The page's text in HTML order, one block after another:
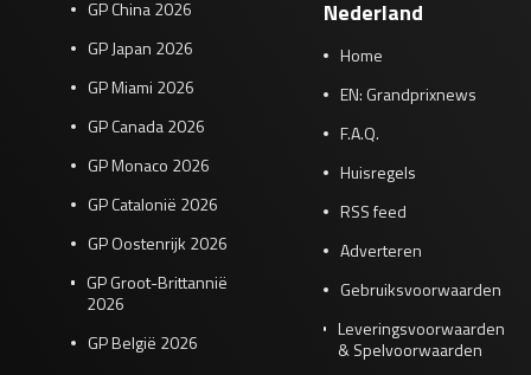
GP China 2026
GP Japan 2026
GP Miami 2026
GP Canada 2026
GP Monaco 2026
GP Catalonië 2026
GP Oostenrijk 2026
GP Groot-Brittannië
2026
GP België 2026
Nederland
Home
EN: Grandprixnews
F.A.Q.
Huisregels
RSS feed
Adverteren
Gebruiksvoorwaarden
Leveringsvoorwaarden
& Spelvoorwaarden